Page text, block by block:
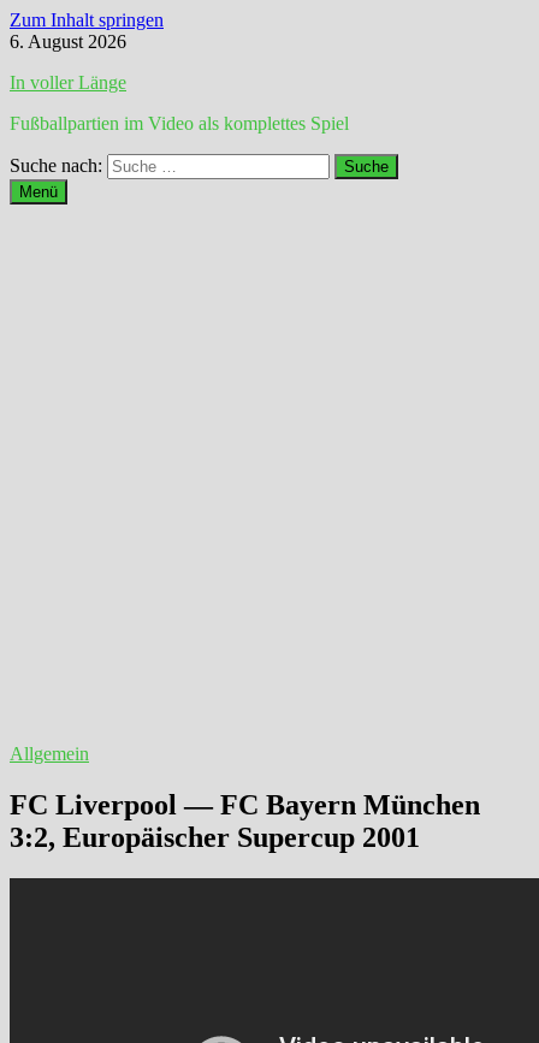
Zum Inhalt springen
6. August 2026
In voller Länge
Fußballpartien im Video als komplettes Spiel
Suche nach:
Menü
Allgemein
FC Liverpool — FC Bayern München
3:2, Europäischer Supercup 2001